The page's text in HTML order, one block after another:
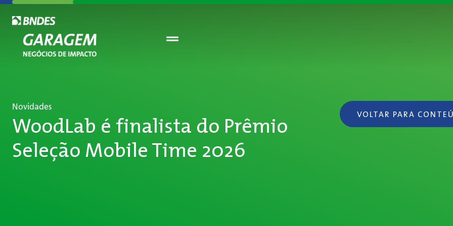
Novidades
WoodLab é finalista do Prêmio
Seleção Mobile Time 2026
VOLTAR PARA